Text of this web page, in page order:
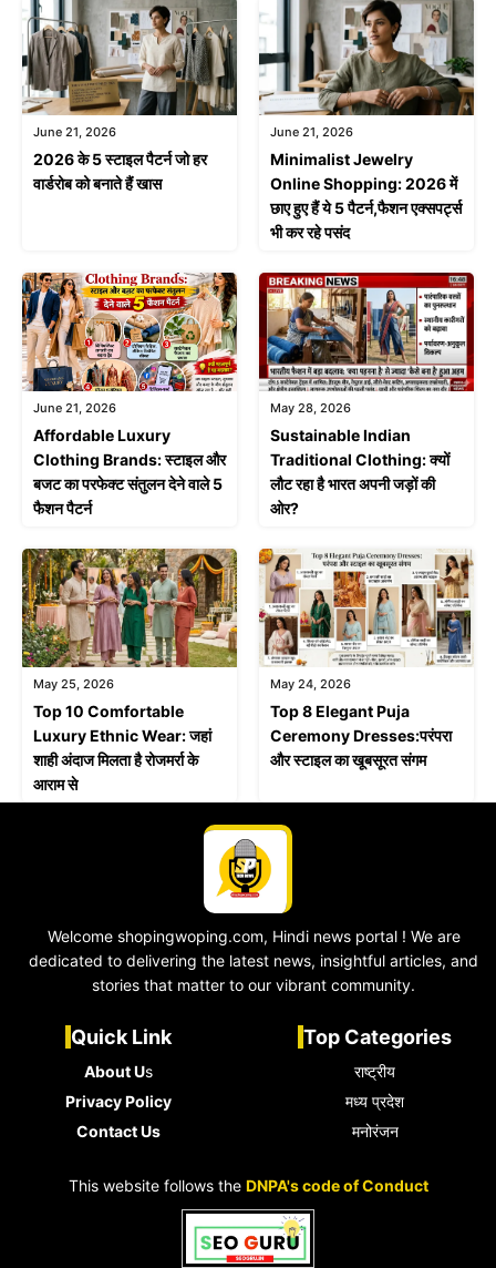
June 21, 2026
2026 के 5 स्टाइल पैटर्न जो हर
वार्डरोब को बनाते हैं खास
June 21, 2026
Minimalist Jewelry
Online Shopping: 2026 में
छाए हुए हैं ये 5 पैटर्न,फैशन एक्सपर्ट्स
भी कर रहे पसंद
June 21, 2026
Affordable Luxury
Clothing Brands: स्टाइल और
बजट का परफेक्ट संतुलन देने वाले 5
फैशन पैटर्न
May 28, 2026
Sustainable Indian
Traditional Clothing: क्यों
लौट रहा है भारत अपनी जड़ों की
ओर?
May 25, 2026
Top 10 Comfortable
Luxury Ethnic Wear: जहां
शाही अंदाज मिलता है रोजमर्रा के
आराम से
May 24, 2026
Top 8 Elegant Puja
Ceremony Dresses:परंपरा
और स्टाइल का खूबसूरत संगम
Welcome shopingwoping.com, Hindi news portal ! We are
dedicated to delivering the latest news, insightful articles, and
stories that matter to our vibrant community.
Quick Link
About Us
Privacy Policy
Contact Us
Top Categories
राष्ट्रीय
मध्य प्रदेश
मनोरंजन
This website follows the DNPA's code of Conduct